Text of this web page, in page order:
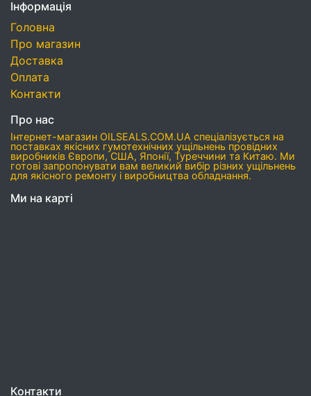
Інформація
Головна
Про магазин
Доставка
Оплата
Контакти
Про нас
Інтернет-магазин OILSEALS.COM.UA спеціалізується на
поставках якісних гумотехнічних ущільнень провідних
виробників Європи, США, Японії, Туреччини та Китаю. Ми
готові запропонувати вам великий вибір різних ущільнень
для якісного ремонту і виробництва обладнання.
Ми на карті
Контакти